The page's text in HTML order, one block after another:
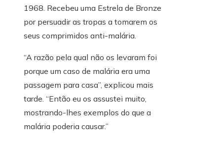
1968. Recebeu uma Estrela de Bronze
por persuadir as tropas a tomarem os
seus comprimidos anti-malária.
“A razão pela qual não os levaram foi
porque um caso de malária era uma
passagem para casa”, explicou mais
tarde. “Então eu os assustei muito,
mostrando-lhes exemplos do que a
malária poderia causar.”